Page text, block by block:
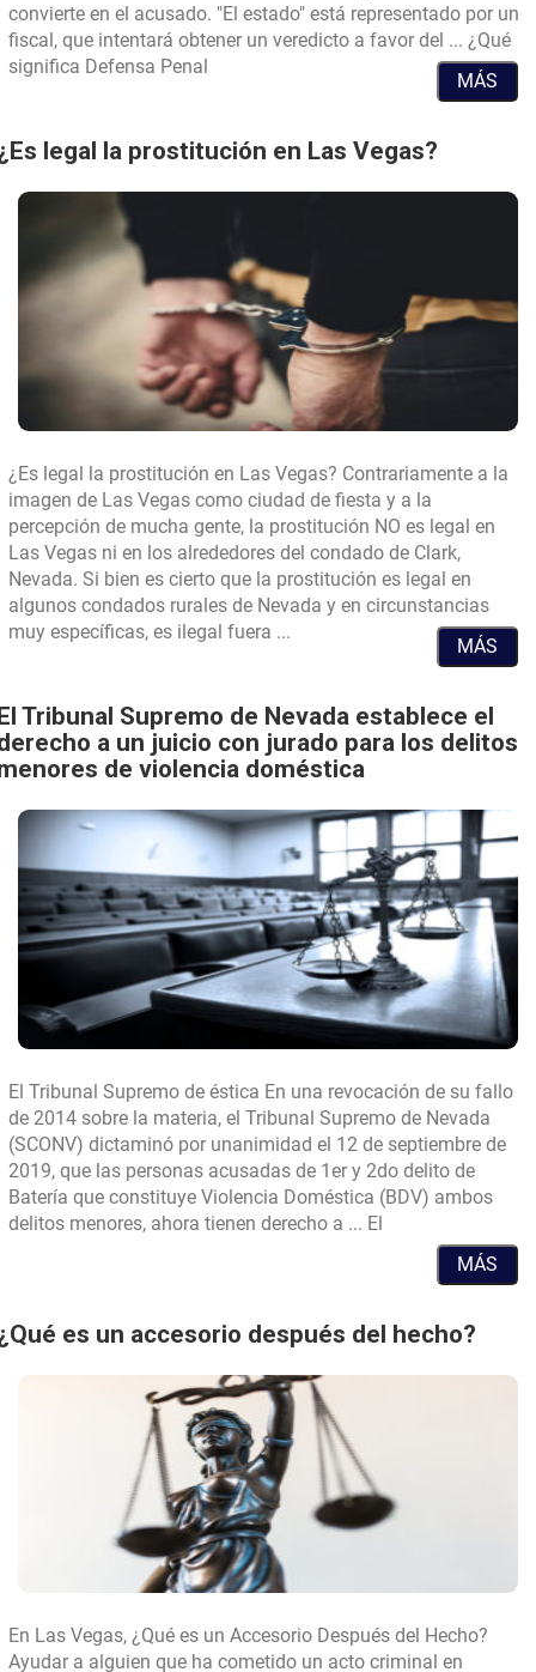
convierte en el acusado. "El estado" está representado por un
fiscal, que intentará obtener un veredicto a favor del ... ¿Qué
significa Defensa Penal
MÁS
legal la prostitución en Las Vegas?
¿Es legal la prostitución en Las Vegas? Contrariamente a la
imagen de Las Vegas como ciudad de fiesta y a la
percepción de mucha gente, la prostitución NO es legal en
Las Vegas ni en los alrededores del condado de Clark,
Nevada. Si bien es cierto que la prostitución es legal en
algunos condados rurales de Nevada y en circunstancias
muy específicas, es ilegal fuera ...
prostitución
en
Las
MÁS
Tribunal Supremo de Nevada establece el
a un juicio con jurado para los delitos
de violencia doméstica
El Tribunal Supremo de Nevada
establece
el
derecho
a
juicio
los
Menores
de
Violencia
Dom
éstica En una revocación de su fallo
de 2014 sobre la materia, el Tribunal Supremo de Nevada
(SCONV) dictaminó por unanimidad el 12 de septiembre de
2019, que las personas acusadas de 1er y 2do delito de
Batería que constituye Violencia Doméstica (BDV) ambos
delitos menores, ahora tienen derecho a ... El
Supremo
establece
derecho
para
Menores
Violencia
MÁS
es un accesorio después del hecho?
En Las Vegas, ¿Qué es un Accesorio Después del Hecho?
Ayudar a alguien que ha cometido un acto criminal en